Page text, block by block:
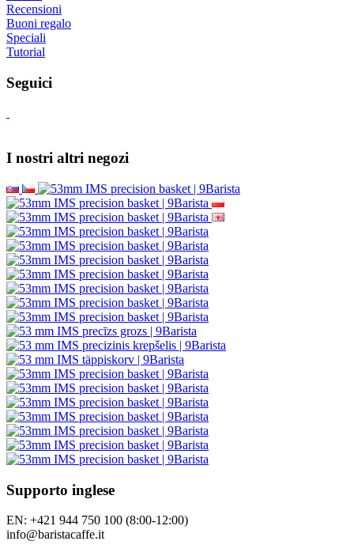
Recensioni
Buoni regalo
Speciali
Tutorial
Seguici
I nostri altri negozi
Supporto inglese
EN: +421 944 750 100 (8:00-12:00)
info@baristacaffe.it